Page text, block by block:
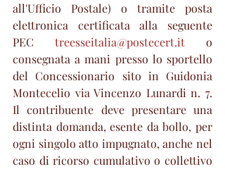
all'Ufficio Postale) o tramite posta
elettronica certificata alla seguente
PEC treesseitalia@postecert.it o
consegnata a mani presso lo sportello
del Concessionario sito in Guidonia
Montecelio via Vincenzo Lunardi n. 7.
Il contribuente deve presentare una
distinta domanda, esente da bollo, per
ogni singolo atto impugnato, anche nel
caso di ricorso cumulativo o collettivo